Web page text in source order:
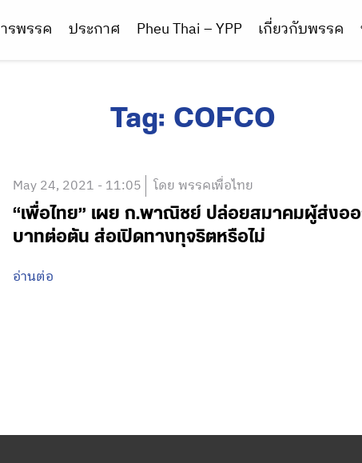
รพรรค ประกาศ Pheu Thai – YPP เกี่ยวกับพรรค
Tag: COFCO
May 24, 2021 - 11:05 โดย พรรคเพื่อไทย
“เพื่อไทย” เผย ก.พาณิชย์ ปล่อยสมาคมผู้ส่งออ
บาทต่อตัน ส่อเปิดทางทุจริตหรือไม่
อ่านต่อ